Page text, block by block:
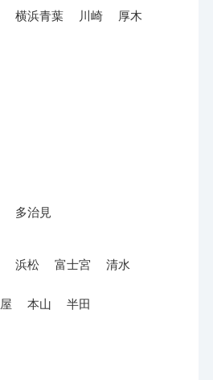
横浜青葉 川崎 厚木
多治見
浜松 富士宮 清水
本山 半田